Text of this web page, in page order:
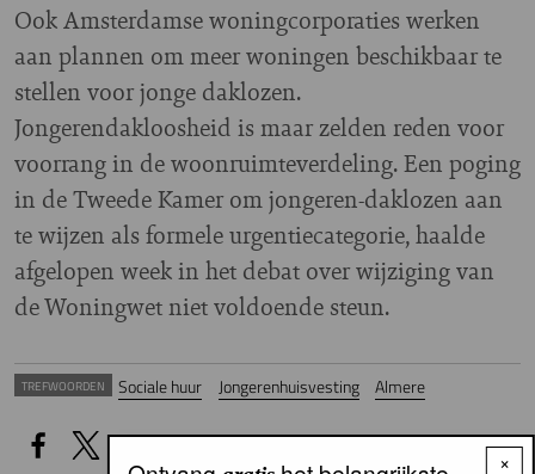
Ook Amsterdamse woningcorporaties werken
aan plannen om meer woningen beschikbaar te
stellen voor jonge daklozen.
Jongerendakloosheid is maar zelden reden voor
voorrang in de woonruimteverdeling. Een poging
in de Tweede Kamer om jongeren-daklozen aan
te wijzen als formele urgentiecategorie, haalde
afgelopen week in het debat over wijziging van
de Woningwet niet voldoende steun.
TREFWOORDEN Sociale huur Jongerenhuisvesting Almere
×